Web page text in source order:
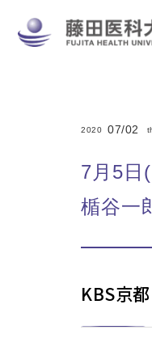
2020 07/02
7月5日
楯谷一
KBS京